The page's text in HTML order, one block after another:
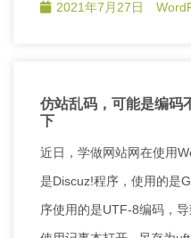
2021年7月27日
仿站乱码，可能是编码
下
近日，学做网站网在使用
是Discuz!程序，使用的是
序使用的是UTF-8编码，